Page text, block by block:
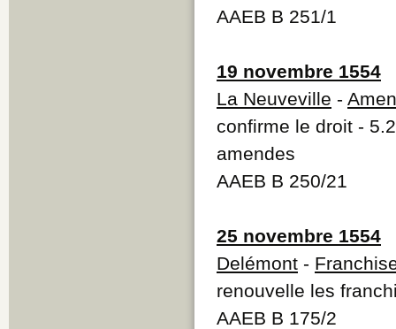
AAEB B 251/1
19 novembre 1554
La Neuveville -
confirme le droit -
amendes
AAEB B 250/21
25 novembre 1554
Delémont -
renouvelle les
AAEB B 175/2